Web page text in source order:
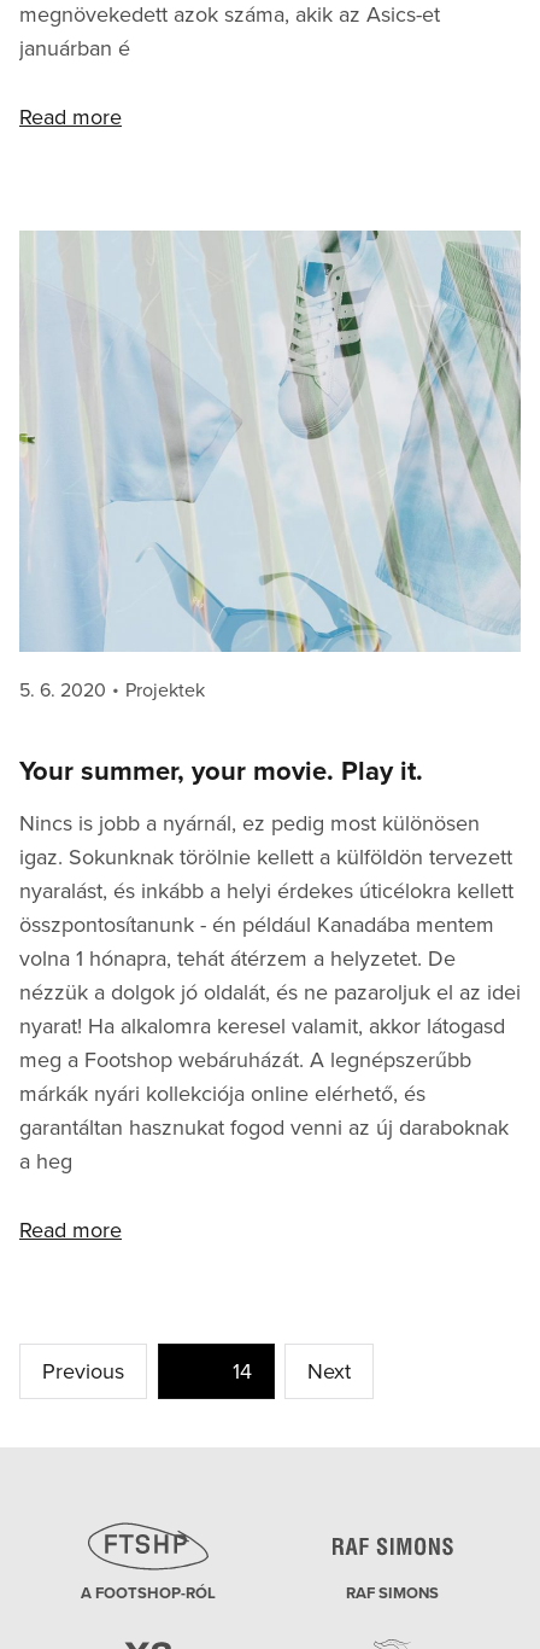
megnövekedett azok száma, akik az Asics-et
januárban é
Read more
Posted
5. 6. 2020 Categories
Projektek
Your summer, your movie. Play it.
Nincs is jobb a nyárnál, ez pedig most különösen
igaz. Sokunknak törölnie kellett a külföldön tervezett
nyaralást, és inkább a helyi érdekes úticélokra kellett
összpontosítanunk - én például Kanadába mentem
volna 1 hónapra, tehát átérzem a helyzetet. De
nézzük a dolgok jó oldalát, és ne pazaroljuk el az idei
nyarat! Ha alkalomra keresel valamit, akkor látogasd
meg a Footshop webáruházát. A legnépszerűbb
márkák nyári kollekciója online elérhető, és
garantáltan hasznukat fogod venni az új daraboknak
a heg
Read more
Bejegyzések
lapozása
Previous Page14 Next
A FOOTSHOP-RÓL RAF SIMONS